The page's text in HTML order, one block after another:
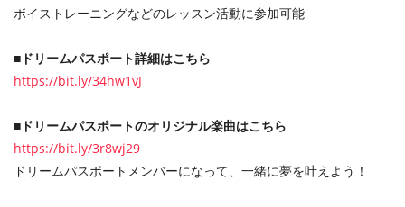
ボイストレーニングなどのレッスン活動に参加可能
■ドリームパスポート詳細はこちら
https://bit.ly/34hw1vJ
■ドリームパスポートのオリジナル楽曲はこちら
https://bit.ly/3r8wj29
ドリームパスポートメンバーになって、一緒に夢を叶えよう！